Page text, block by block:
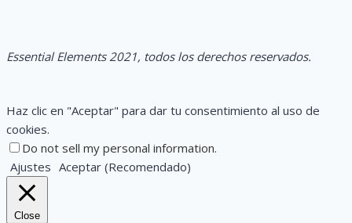
EssentialElements2021, todos los derechos reservados.
Haz clic en "Aceptar" para dar tu consentimiento al uso de
cookies.
Do not sell my personal information.
Ajustes Aceptar (Recomendado)
Close